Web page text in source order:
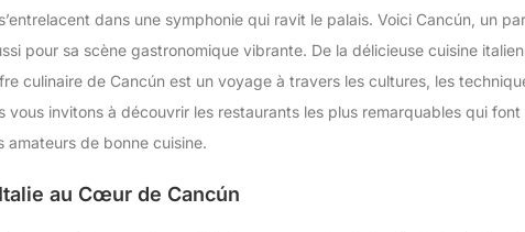
dans une symphonie qui ravit le palais. Voici Cancún, un
pour sa scène gastronomique vibrante. De la délicieuse cuisine
culinaire de Cancún est un voyage à travers les cultures, les
vous invitons à découvrir les restaurants les plus remarquables qui
de bonne cuisine.
au Cœur de Cancún